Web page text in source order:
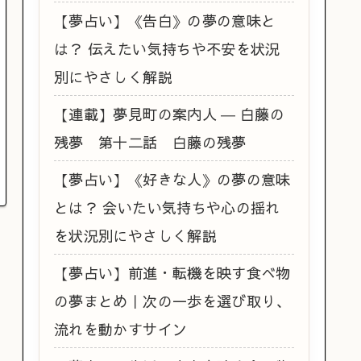
【夢占い】《告白》の夢の意味と
は？ 伝えたい気持ちや不安を状況
別にやさしく解説
【連載】夢見町の案内人 ― 白藤の
残夢 第十二話 白藤の残夢
【夢占い】《好きな人》の夢の意味
とは？ 会いたい気持ちや心の揺れ
を状況別にやさしく解説
【夢占い】前進・転機を映す食べ物
の夢まとめ｜次の一歩を選び取り、
流れを動かすサイン